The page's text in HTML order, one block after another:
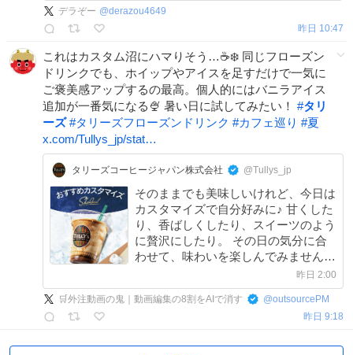
デラぞー @derazou4649
昨日 10:47
これはカスタム沼にハマりそう…☕️❄️ 同じフローズン
ドリンクでも、ホイップやアイスを足すだけで一気に
ご褒美感アップするの最高。個人的にはバニラアイス
追加が一番気になる🍨 暑い日に試してみたい！ #タリ
ーズ #タリーズフローズンドリンク #カフェ巡り #夏
x.com/Tullys_jp/stat…
タリーズコーヒージャパン株式会社 @Tullys_jp
そのままでも美味しいけれど、今日は
カスタマイズで自分好みに♪ 甘くした
り、香ばしくしたり、スイーツのよう
に贅沢にしたり。 その日の気分に合
わせて、味わいを楽しんでみません
のカスタムを教えてください😁 #タリ
ーズフローズンドリンク #SHAQOOL
昨日 2:00
🛒外注動画の鬼｜動画編集の8割をAIで消す @outsourcePM
昨日 9:18